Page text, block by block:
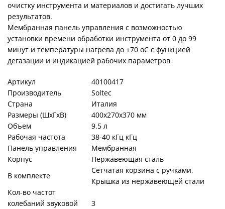
очистку инструмента и материалов и достигать лучших
результатов.
Мембранная панель управления с возможностью
установки времени обработки инструмента от 0 до 99
минут и температуры нагрева до +70 оС с функцией
дегазации и индикацией рабочих параметров
Артикул
40100417
Производитель
Soltec
Страна
Италия
Размеры (ШхГхВ)
400х270х370 мм
Объем
9.5 л
Рабочая частота
38-40 кГц кГц
Панель управления
Мембранная
Корпус
Нержавеющая сталь
В комплекте
Сетчатая корзина с ручками,
Крышка из нержавеющей стали
Кол-во частот
колебаний звуковой
3